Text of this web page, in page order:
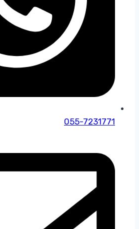
055-7231771